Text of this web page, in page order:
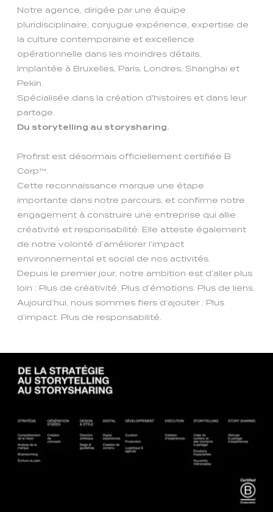
Notre agence, dirigée par une équipe
pluridisciplinaire, conjugue expérience, expertise de
la culture contemporaine et excellence
opérationnelle dans les moindres détails.
Implantée à Bruxelles, Paris, Londres, Shanghai et
Pekin.
Spécialisée dans la création d'histoires et dans leur
partage.
Du storytelling au storysharing.
Profirst est désormais officiellement certifiée B
Corp™.
Cette reconnaissance marque une étape
importante dans notre parcours, et confirme notre
engagement à construire une entreprise qui allie
créativité et responsabilité. Elle atteste également
de notre volonté d’améliorer l’impact
environnemental et social de nos activités.
Depuis le premier jour, notre ambition est d’aller plus
loin : Plus de créativité. Plus d’émotions. Plus de liens.
Aujourd’hui, nous sommes fiers d’ajouter : Plus
d’impact. Plus de responsabilité.